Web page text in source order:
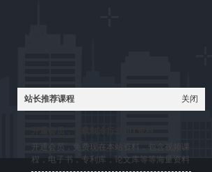
关闭
站长推荐课程
开通会员，免费现在本站资料，包含视频课
程，电子书，专利库，论文库等等海量资料